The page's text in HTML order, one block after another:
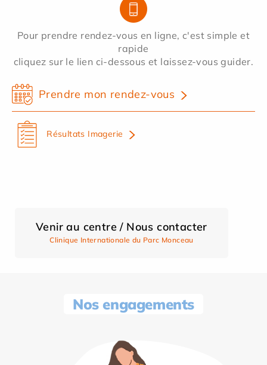
Pour prendre rendez-vous en ligne, c'est simple et
rapide
cliquez sur le lien ci-dessous et laissez-vous guider.
Prendre mon rendez-vous
Résultats Imagerie
Venir au centre / Nous contacter
Clinique Internationale du Parc Monceau
Nos engagements